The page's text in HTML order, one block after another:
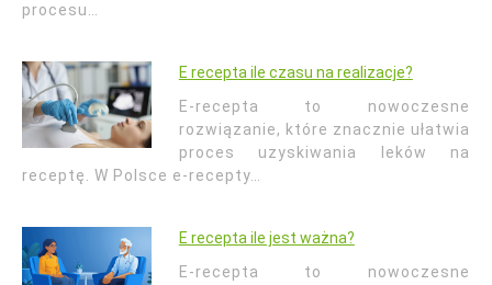
procesu…
E recepta ile czasu na realizacje?
E-recepta to nowoczesne
rozwiązanie, które znacznie ułatwia
proces uzyskiwania leków na
receptę. W Polsce e-recepty…
E recepta ile jest ważna?
E-recepta to nowoczesne